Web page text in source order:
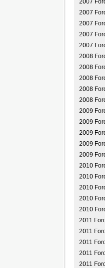
2007
2007
2007
2007
2008
2008
2008
2008
2008
2009
2009
2009
2009
2009
2010
2010
2010
2010
2010
2011
2011
2011
2011
2011